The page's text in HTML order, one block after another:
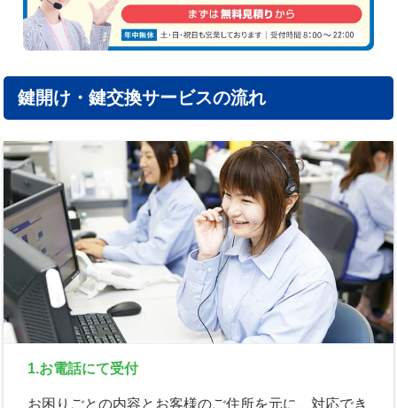
鍵開け・鍵交換サービスの流れ
1.お電話にて受付
お困りごとの内容とお客様のご住所を元に、対応でき